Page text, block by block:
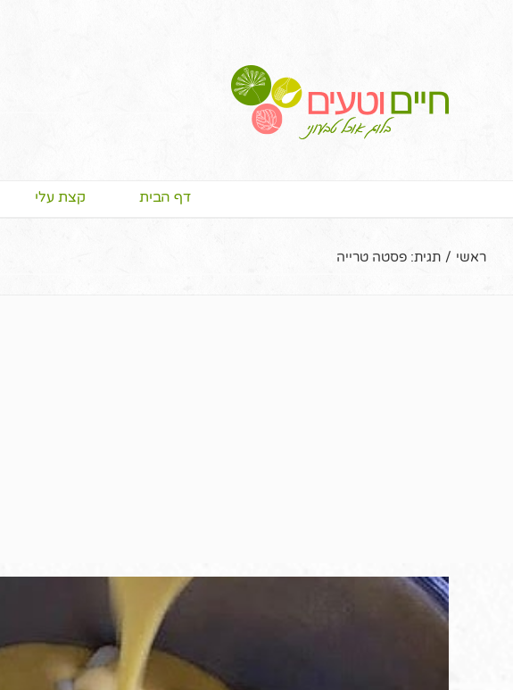
דף הבית קצת עלי
ראשי / תגית: פסטה טרייה